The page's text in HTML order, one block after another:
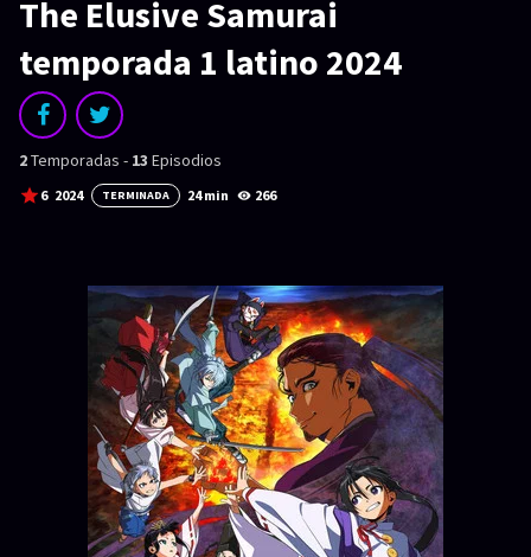
¿COMO DESCARGAR?
TIPOS DE CALIDADES
VIP
The Elusive Samurai
temporada 1 latino 2024
2Temporadas - 13 Episodios
6 2024 TERMINADA 24 min 266